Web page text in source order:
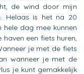
de wind door mijn
Helaas is het na 20
hele dag mee kunnen
een fiets huren,
je met de fiets
wanneer je met de
je kunt gemakkelijk